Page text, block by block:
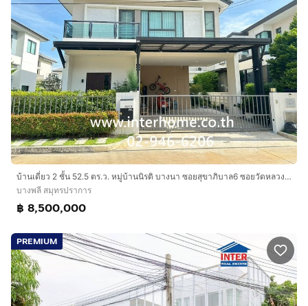
บ้านเดี่ยว 2 ชั้น 52.5 ตร.ว. หมู่บ้านนิรติ บางนา ซอยสุขาภิบาล6 ซอยวัดหลวงพ่อโต ถนนบางนา-ตราด ถนนเทพารักษ์ บางพลี สมุทรปราการ
บางพลี สมุทรปราการ
฿ 8,500,000
PREMIUM